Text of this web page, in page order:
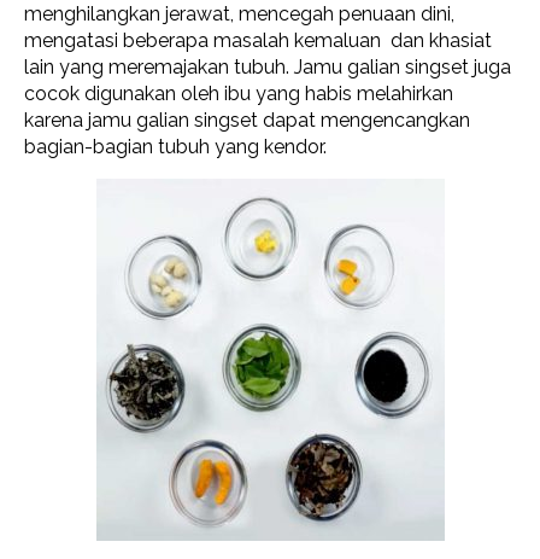
menghilangkan jerawat, mencegah penuaan dini,
mengatasi beberapa masalah kemaluan dan khasiat
lain yang meremajakan tubuh. Jamu galian singset juga
cocok digunakan oleh ibu yang habis melahirkan
karena jamu galian singset dapat mengencangkan
bagian-bagian tubuh yang kendor.